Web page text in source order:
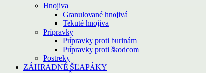
Hnojiva
Granulované hnojivá
Tekuté hnojiva
Prípravky
Prípravky proti burinám
Prípravky proti škodcom
Postreky
ZÁHRADNÉ ŠĽAPÁKY